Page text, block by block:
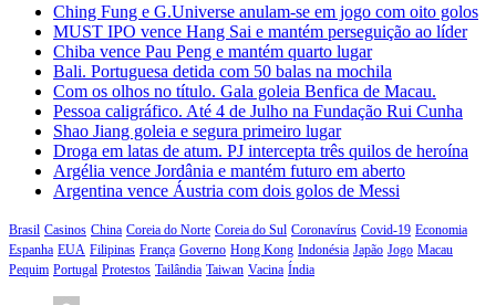
Ching Fung e G.Universe anulam-se em jogo com oito golos
MUST IPO vence Hang Sai e mantém perseguição ao líder
Chiba vence Pau Peng e mantém quarto lugar
Bali. Portuguesa detida com 50 balas na mochila
Com os olhos no título. Gala goleia Benfica de Macau.
Pessoa caligráfico. Até 4 de Julho na Fundação Rui Cunha
Shao Jiang goleia e segura primeiro lugar
Droga em latas de atum. PJ intercepta três quilos de heroína
Argélia vence Jordânia e mantém futuro em aberto
Argentina vence Áustria com dois golos de Messi
Brasil Casinos China Coreia do Norte Coreia do Sul Coronavírus Covid-19 Economia
Espanha EUA Filipinas França Governo Hong Kong Indonésia Japão Jogo Macau
Pequim Portugal Protestos Tailândia Taiwan Vacina Índia